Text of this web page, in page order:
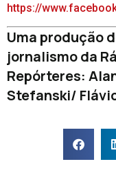
https://
Uma produção
jornalismo da
Repórteres:
Stefanski/